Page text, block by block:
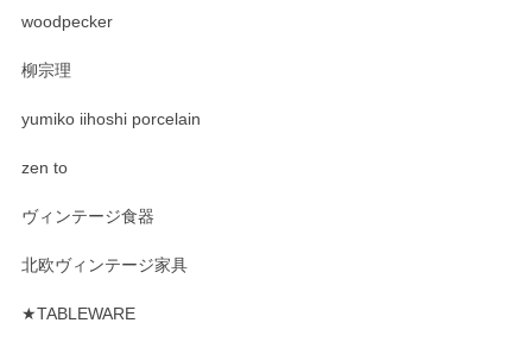
woodpecker
柳宗理
yumiko iihoshi porcelain
zen to
ヴィンテージ食器
北欧ヴィンテージ家具
★TABLEWARE